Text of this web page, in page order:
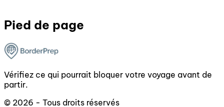
Pied de page
Vérifiez ce qui pourrait bloquer votre voyage avant de
partir.
© 2026 - Tous droits réservés